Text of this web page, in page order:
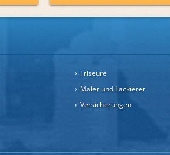
Friseure
Maler und Lackierer
Versicherungen